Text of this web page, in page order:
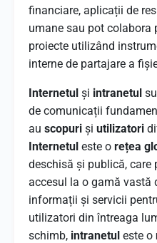
financiare, aplicații de
umane sau pot colabora
proiecte utilizând
interne de partajare a
Internetul și intranetul
de comunicații
au scopuri și utilizatori
Internetul este o rețea
deschisă și publică, care
accesul la o gamă vastă
informații și servicii
utilizatori din întreaga
schimb, intranetul este o